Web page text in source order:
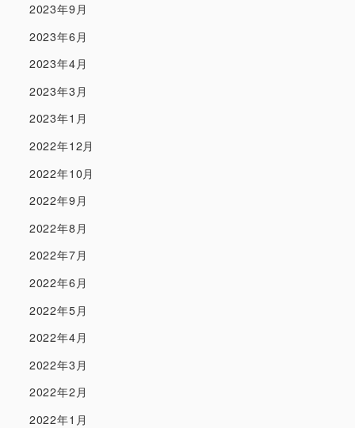
2023年9月
2023年6月
2023年4月
2023年3月
2023年1月
2022年12月
2022年10月
2022年9月
2022年8月
2022年7月
2022年6月
2022年5月
2022年4月
2022年3月
2022年2月
2022年1月